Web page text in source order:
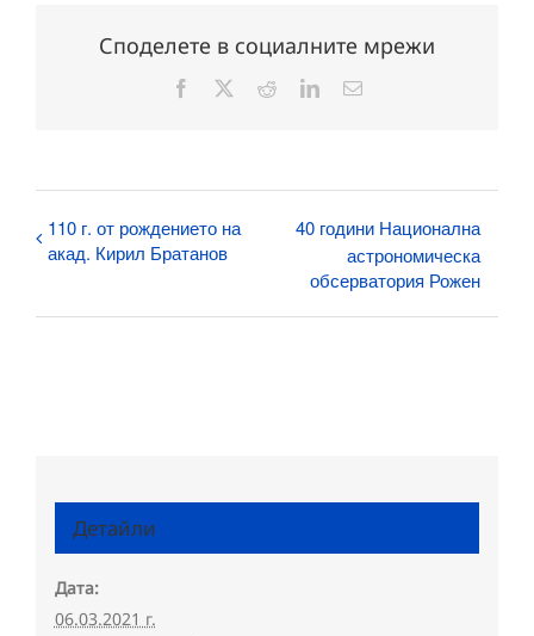
Споделете в социалните мрежи
Facebook RedditLinkedInЕлектронна
110 г. от рождението на
акад. Кирил Братанов
40 години Национална
астрономическа
обсерватория Рожен
Детайли
Дата:
06.03.2021 г.